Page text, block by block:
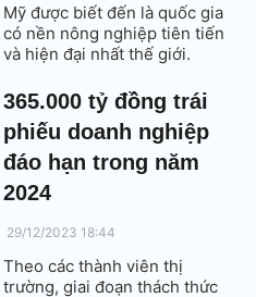
Mỹ được biết đến là quốc gia
có nền nông nghiệp tiên tiến
và hiện đại nhất thế giới.
365.000 tỷ đồng trái
phiếu doanh nghiệp
đáo hạn trong năm
2024
29/12/2023 18:44
Theo các thành viên thị
trường, giai đoạn thách thức